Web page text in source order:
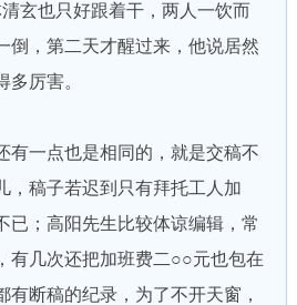
玄也只好跟着干，两人一饮而
倒，第二天才醒过来，他说居然
厉害。
一点也是相同的，就是交稿不
，稿子若迟到只有拜托工人加
已；高阳先生比较体谅编辑，常
有几次还把加班费二○○元也包在
有断稿的纪录，为了不开天窗，